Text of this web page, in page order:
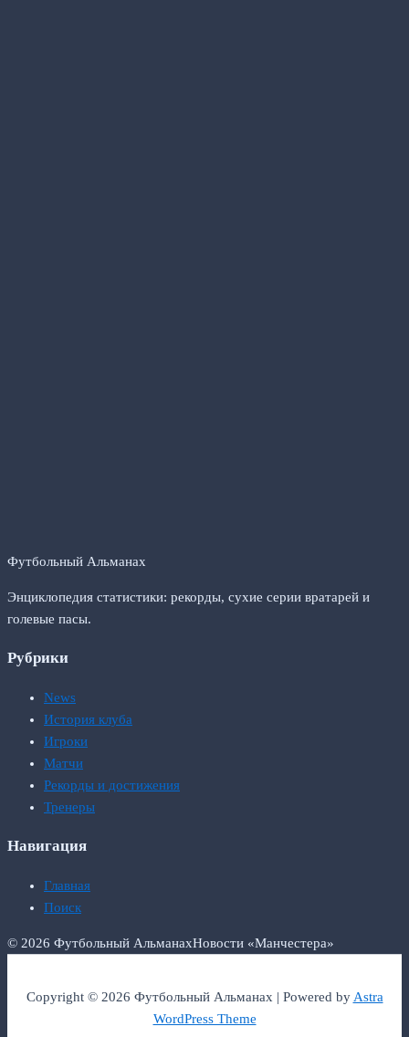
Футбольный Альманах
Энциклопедия статистики: рекорды, сухие серии вратарей и
голевые пасы.
Рубрики
News
История клуба
Игроки
Матчи
Рекорды и достижения
Тренеры
Навигация
Главная
Поиск
© 2026 Футбольный АльманахНовости «Манчестера»
Copyright © 2026 Футбольный Альманах | Powered byAstra
WordPress Theme